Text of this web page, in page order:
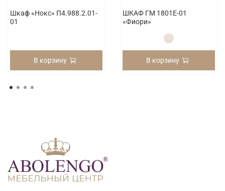
Шкаф «Нокс» П4.988.2.01-
01
В корзину
ШКАФ ГМ 1801Е-01
«Фиори»
В корзину